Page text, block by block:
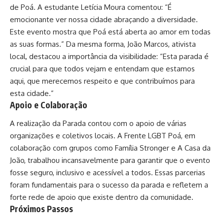
de Poá. A estudante Letícia Moura comentou: “É
emocionante ver nossa cidade abraçando a diversidade.
Este evento mostra que Poá está aberta ao amor em todas
as suas formas.” Da mesma forma, João Marcos, ativista
local, destacou a importância da visibilidade: “Esta parada é
crucial para que todos vejam e entendam que estamos
aqui, que merecemos respeito e que contribuímos para
esta cidade.”
Apoio e Colaboração
A realização da Parada contou com o apoio de várias
organizações e coletivos locais. A Frente LGBT Poá, em
colaboração com grupos como Família Stronger e A Casa da
João, trabalhou incansavelmente para garantir que o evento
fosse seguro, inclusivo e acessível a todos. Essas parcerias
foram fundamentais para o sucesso da parada e refletem a
forte rede de apoio que existe dentro da comunidade.
Próximos Passos